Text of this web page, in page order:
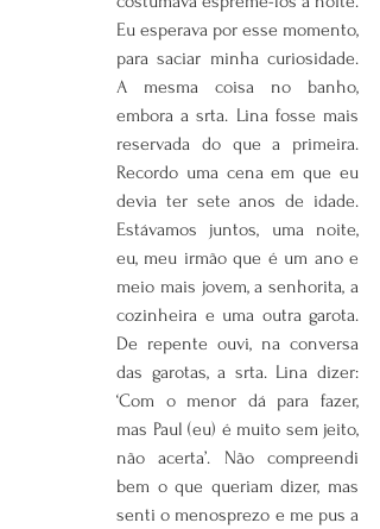
Eu esperava por esse momento,
para saciar minha curiosidade.
A mesma coisa no banho,
embora a srta. Lina fosse mais
reservada do que a primeira.
Recordo uma cena em que eu
devia ter sete anos de idade.
Estávamos juntos, uma noite,
eu, meu irmão que é um ano e
meio mais jovem, a senhorita, a
cozinheira e uma outra garota.
De repente ouvi, na conversa
das garotas, a srta. Lina dizer:
‘Com o menor dá para fazer,
mas Paul (eu) é muito sem jeito,
não acerta’. Não compreendi
bem o que queriam dizer, mas
senti o menosprezo e me pus a